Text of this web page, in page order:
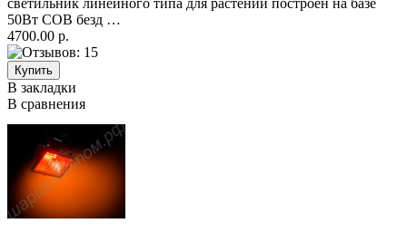
светильник линейного типа для растений построен на базе
50Вт COB безд …
4700.00 р.
В закладки
В сравнения